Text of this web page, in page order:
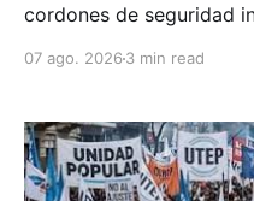
cordones de seguridad
Espriella.
07 ago. 2026 3 min read